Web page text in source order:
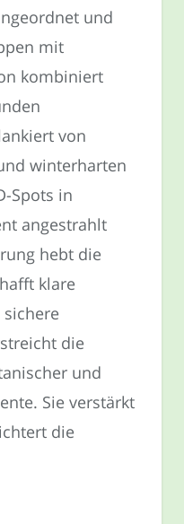
und
mit
kombiniert
von
winterharten
Spots in
angestrahlt
hebt die
klare
die
und
Sie verstärkt
die